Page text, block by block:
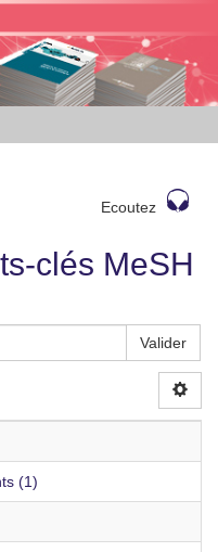
Ecoutez
clés MeSH
Valider
(1)